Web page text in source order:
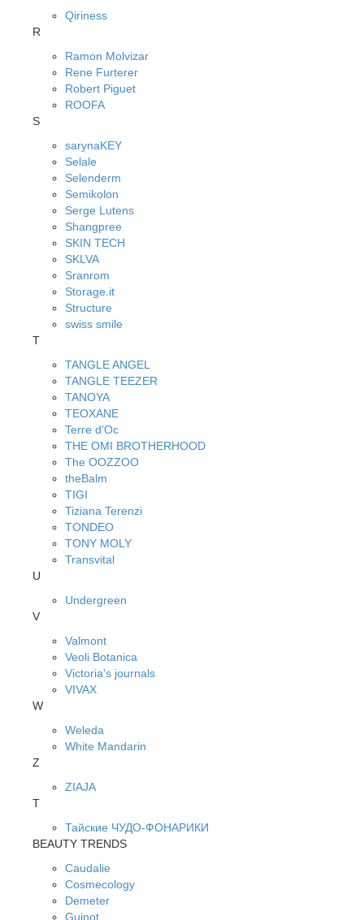
Qiriness
R
Ramon Molvizar
Rene Furterer
Robert Piguet
ROOFA
S
sarynaKEY
Selale
Selenderm
Semikolon
Serge Lutens
Shangpree
SKIN TECH
SKLVA
Sranrom
Storage.it
Structure
swiss smile
T
TANGLE ANGEL
TANGLE TEEZER
TANOYA
TEOXANE
Terre d'Oc
THE OMI BROTHERHOOD
The OOZZOO
theBalm
TIGI
Tiziana Terenzi
TONDEO
TONY MOLY
Transvital
U
Undergreen
V
Valmont
Veoli Botanica
Victoria's journals
VIVAX
W
Weleda
White Mandarin
Z
ZIAJA
Т
Тайские ЧУДО-ФОНАРИКИ
BEAUTY TRENDS
Caudalie
Cosmecology
Demeter
Guinot